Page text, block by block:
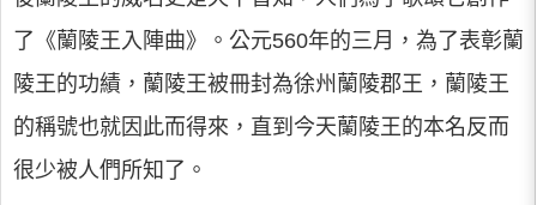
了《蘭陵王入陣曲》。公元560年的三月，為了表彰蘭
陵王的功績，蘭陵王被冊封為徐州蘭陵郡王，蘭陵王
的稱號也就因此而得來，直到今天蘭陵王的本名反而
很少被人們所知了。